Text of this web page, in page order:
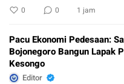
0 0 1 jam
Pacu Ekonomi Pedesaan:
Bojonegoro Bangun Lapak
Kesongo
Editor